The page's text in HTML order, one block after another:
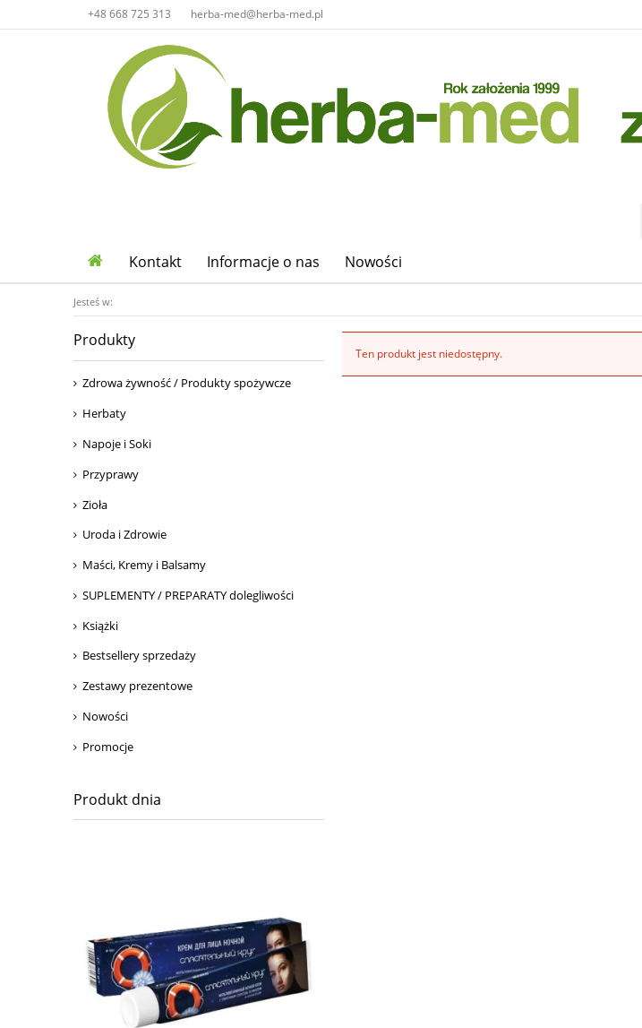
+48 668 725 313 herba-med@herba-med.pl
Kontakt Informacje o nas Nowości
Jesteś w:
Produkty
Zdrowa żywność / Produkty spożywcze
Herbaty
Napoje i Soki
Przyprawy
Zioła
Uroda i Zdrowie
Maści, Kremy i Balsamy
SUPLEMENTY / PREPARATY dolegliwości
Książki
Bestsellery sprzedaży
Zestawy prezentowe
Nowości
Promocje
Produkt dnia
Ten produkt jest niedostępny.